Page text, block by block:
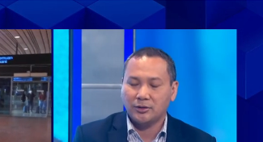
pemerintah jelang mudik lebaran 2025.
Kewilayahan Rachmat Kaimuddin
mudik lebaran 2025, seperti kemantapan
menuturkan meski ada efisiensi anggaran,